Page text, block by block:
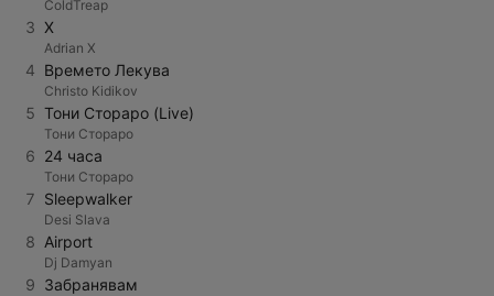
ColdTreap
3 X
Adrian X
4 Времето Лекува
Christo Kidikov
5 Тони Стораро (Live)
Тони Стораро
6 24 часа
Тони Стораро
7 Sleepwalker
Desi Slava
8 Airport
Dj Damyan
9 Забранявам